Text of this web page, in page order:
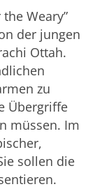
Weary”
der jungen
Ottah.
zu
Übergriffe
müssen. Im
sollen die